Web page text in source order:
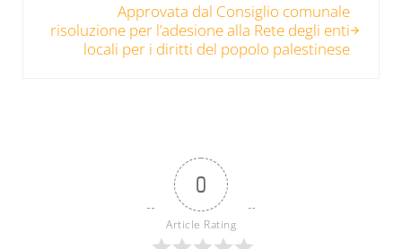
Approvata dal Consiglio comunale
risoluzione per l’adesione alla Rete degli enti
locali per i diritti del popolo palestinese
0
Article Rating